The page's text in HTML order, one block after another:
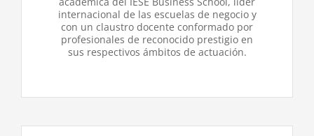
internacional de las escuelas de negocio y
con un claustro docente conformado por
profesionales de reconocido prestigio en
sus respectivos ámbitos de actuación.